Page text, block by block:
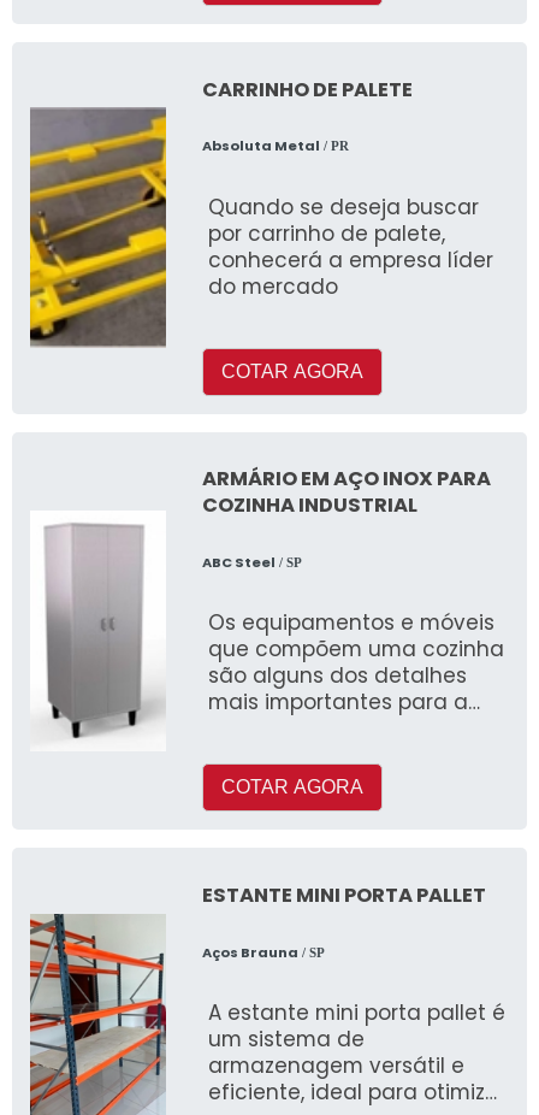
CARRINHO DE PALETE
Absoluta Metal / PR
Quando se deseja buscar
por carrinho de palete,
conhecerá a empresa líder
do mercado
COTAR AGORA
ARMÁRIO EM AÇO INOX PARA
COZINHA INDUSTRIAL
ABC Steel / SP
Os equipamentos e móveis
que compõem uma cozinha
são alguns dos detalhes
mais importantes para a
COTAR AGORA
ESTANTE MINI PORTA PALLET
Aços Brauna / SP
A estante mini porta pallet é
um sistema de
armazenagem versátil e
eficiente, ideal para otimizar